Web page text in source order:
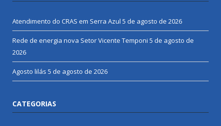
Atendimento do CRAS em Serra Azul 5 de agosto de 2026
Rede de energia nova Setor Vicente Temponi 5 de agosto de
2026
Agosto lilás 5 de agosto de 2026
CATEGORIAS